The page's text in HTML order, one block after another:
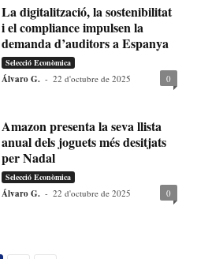
La digitalització, la sostenibilitat
i el compliance impulsen la
demanda d’auditors a Espanya
Selecció Econòmica
Álvaro G. - 22 d'octubre de 2025 0
Amazon presenta la seva llista
anual dels joguets més desitjats
per Nadal
Selecció Econòmica
Álvaro G. - 22 d'octubre de 2025 0